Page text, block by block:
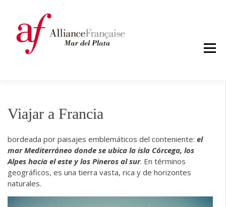
content
Viajar a Francia
bordeada por paisajes emblemáticos del conteniente: el
mar Mediterráneo donde se ubica la isla Córcega, los
Alpes hacia el este y los Pineros al sur. En términos
geográficos, es una tierra vasta, rica y de horizontes
naturales.